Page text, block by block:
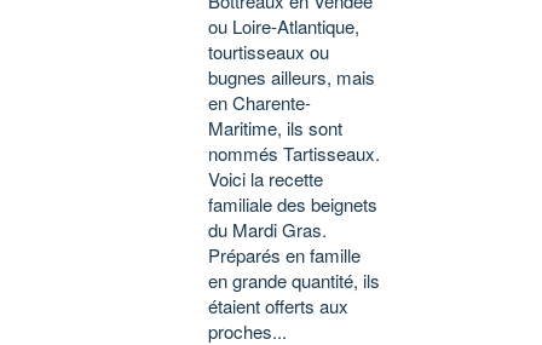
ou Loire-Atlantique,
tourtisseaux ou
bugnes ailleurs, mais
en Charente-
Maritime, ils sont
nommés Tartisseaux.
Voici la recette
familiale des beignets
du Mardi Gras.
Préparés en famille
en grande quantité, ils
étaient offerts aux
proches...